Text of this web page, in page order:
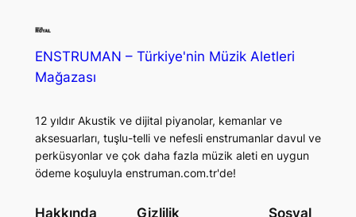
ENSTRUMAN – Türkiye'nin Müzik Aletleri
Mağazası
12 yıldır Akustik ve dijital piyanolar, kemanlar ve
aksesuarları, tuşlu-telli ve nefesli enstrumanlar davul ve
perküsyonlar ve çok daha fazla müzik aleti en uygun
ödeme koşuluyla enstruman.com.tr'de!
Hakkında Gizlilik Sosyal